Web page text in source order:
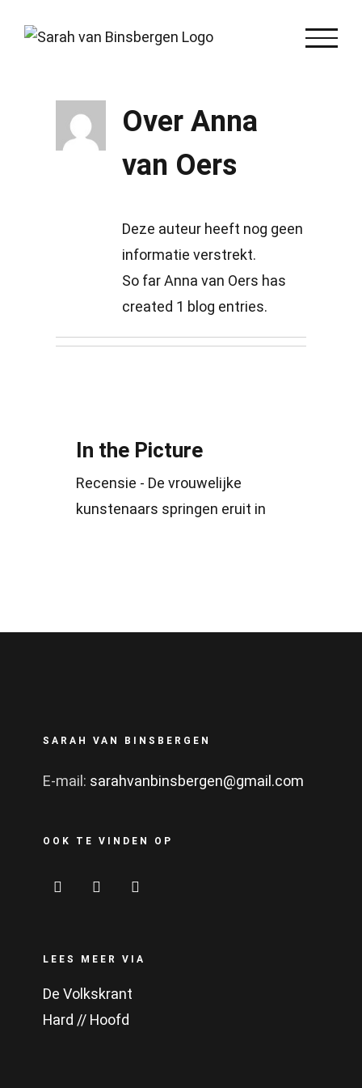
OverAnna
van Oers
Deze auteur heeft nog geen
informatie verstrekt.
So far Anna van Oers has
created 1 blog entries.
In the Picture
Recensie - De vrouwelijke
kunstenaars springen eruit in
SARAH VAN BINSBERGEN
E-mail: sarahvanbinsbergen@gmail.com
OOK TE VINDEN OP
LEES MEER VIA
De Volkskrant
Hard // Hoofd